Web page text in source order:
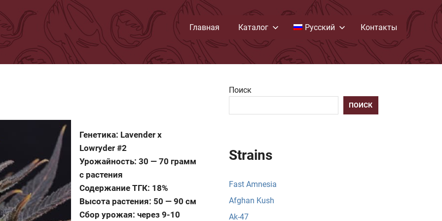
Главная Каталог Русский Контакты
Генетика: Lavender x
Lowryder #2
Урожайность: 30 — 70 грамм
с растения
Содержание ТГК: 18%
Высота растения: 50 — 90 см
Сбор урожая: через 9-10
Поиск
ПОИСК
Strains
Fast Amnesia
Afghan Kush
Ak-47